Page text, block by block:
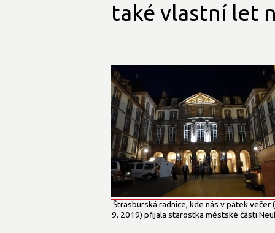
také vlastní let
Štrasburská radnice, kde nás v pátek večer
9. 2019) přijala starostka městské části